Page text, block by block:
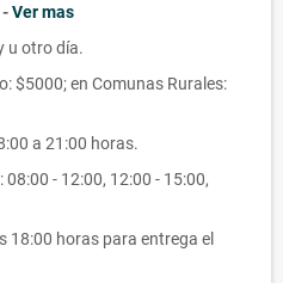
Ver mas
u otro día.
$5000; en Comunas Rurales:
a 21:00 horas.
- 12:00, 12:00 - 15:00,
18:00 horas para entrega el